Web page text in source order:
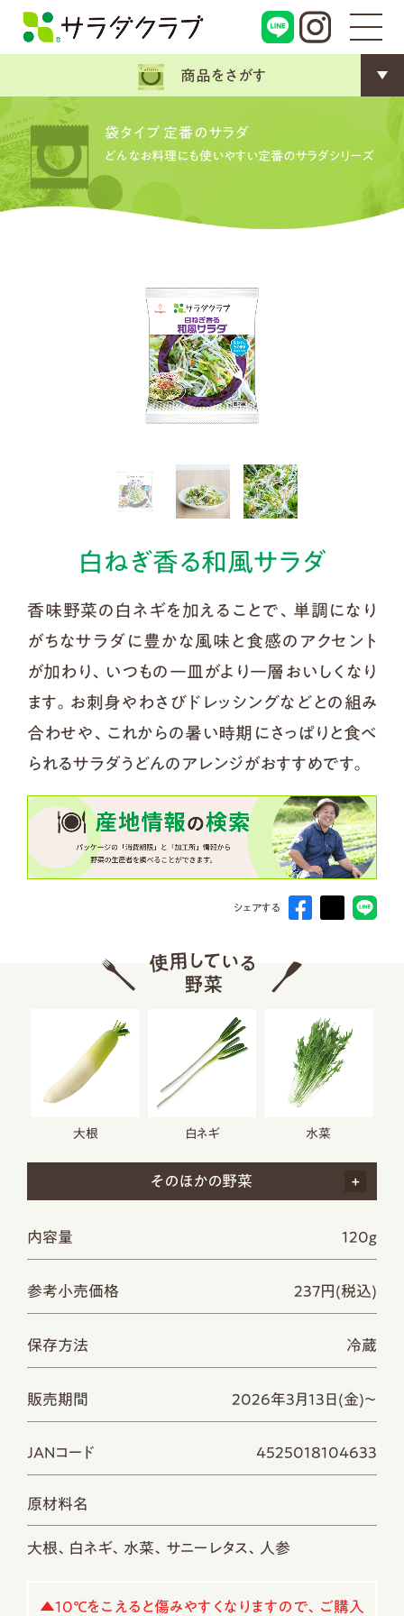
商品をさがす
袋タイプ 定番のサラダ
どんなお料理にも使いやすい定番のサラダシリーズ
白ねぎ香る和風サラダ
香味野菜の白ネギを加えることで、単調になり
がちなサラダに豊かな風味と食感のアクセント
が加わり、いつもの一皿がより一層おいしくなり
ます。お刺身やわさびドレッシングなどとの組み
合わせや、これからの暑い時期にさっぱりと食べ
られるサラダうどんのアレンジがおすすめです。
シェアする
大根 白ネギ 水菜
そのほかの野菜
内容量 120g
参考小売価格 237円(税込)
保存方法 冷蔵
販売期間 2026年3月13日(金)～
JANコード 4525018104633
原材料名
大根、白ネギ、水菜、サニーレタス、人参
▲10℃をこえると傷みやすくなりますので、ご購入